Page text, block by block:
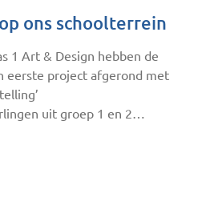
ons schoolterrein
1 Art & Design hebben de
eerste project afgerond met
uit groep 1 en 2…